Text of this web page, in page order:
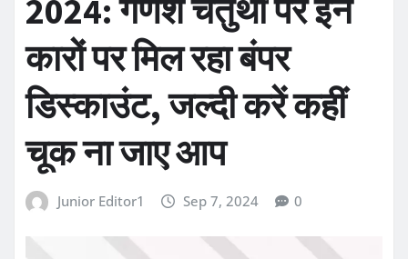
2024: गणेश चतुर्थी पर इन
कारों पर मिल रहा बंपर
डिस्काउंट, जल्दी करें कहीं
चूक ना जाए आप
Junior Editor1 Sep 7, 2024 0